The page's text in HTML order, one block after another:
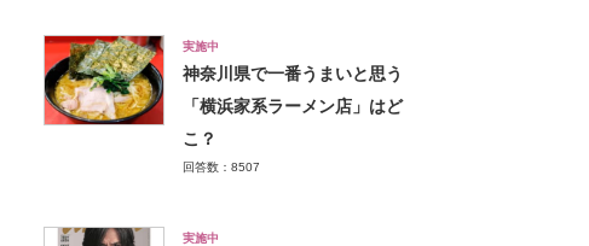
実施中
神奈川県で一番うまいと思う
「横浜家系ラーメン店」はど
こ？
回答数：8507
実施中